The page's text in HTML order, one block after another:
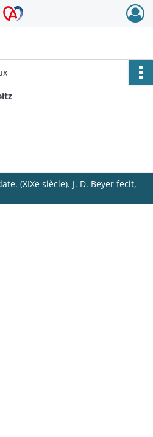
Alsace - Colmar
(XIXe siècle). J. D. Beyer fecit,